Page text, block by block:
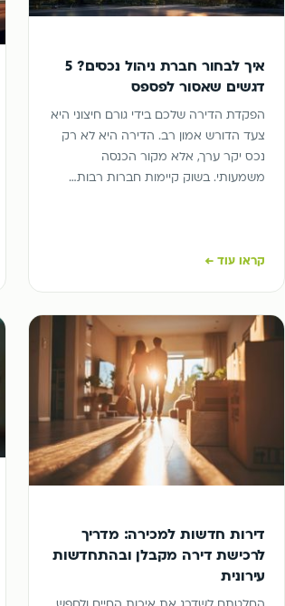
איך לבחור חברת ניהול נכסים? 5
דגשים שאסור לפספס
הפקדת הדירה שלכם בידי גורם חיצוני היא
צעד הדורש אמון רב. הדירה היא לא רק
נכס יקר ערך, אלא מקור הכנסה
משמעותי. בשוק קיימות חברות רבות…
קראו עוד ←
דירות חדשות למכירה: מדריך
לרכישת דירה מקבלן ובהתחדשות
עירונית